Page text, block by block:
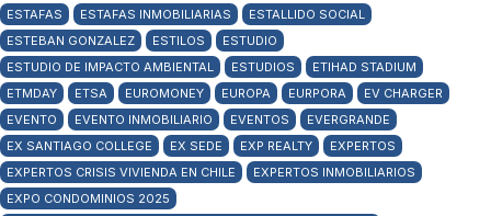
ESTAFAS
ESTAFAS INMOBILIARIAS
ESTALLIDO SOCIAL
ESTEBAN GONZALEZ
ESTILOS
ESTUDIO
ESTUDIO DE IMPACTO AMBIENTAL
ESTUDIOS
ETIHAD STADIUM
ETMDAY
ETSA EUROMONEY EUROPA EURPORA
EV CHARGER
EVENTO
EVENTO INMOBILIARIO EVENTOS
EVERGRANDE
EX SANTIAGO COLLEGE
EX SEDE EXP REALTY
EXPERTOS
EXPERTOS CRISIS VIVIENDA EN CHILE
EXPERTOS INMOBILIARIOS
EXPO CONDOMINIOS 2025